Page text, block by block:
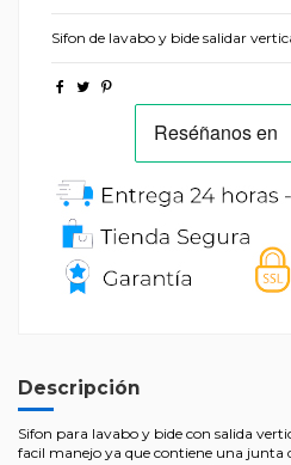
Sifon de lavabo y bide salidar
Descripción
Sifon para lavabo y bide con salida
facil manejo ya que contiene una junta